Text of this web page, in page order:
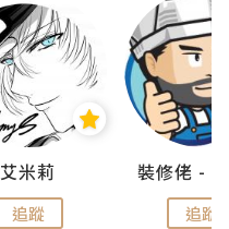
艾米莉
追蹤 追蹤